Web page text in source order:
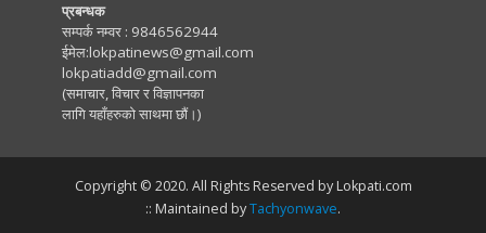
प्रबन्धक
सम्पर्क नम्वर : 9846562944
ईमेल:lokpatinews@gmail.com
lokpatiadd@gmail.com
(समाचार, विचार र विज्ञापनका
लागि यहाँहरुको साथमा छौं।)
Copyright © 2020. All Rights Reserved by Lokpati.com
:: Maintained byTachyonwave.